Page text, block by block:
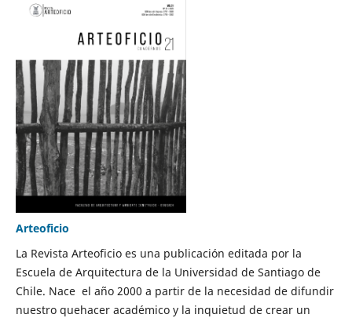
Arteoficio
La Revista Arteoficio es una publicación editada por la
Escuela de Arquitectura de la Universidad de Santiago de
Chile. Nace el año 2000 a partir de la necesidad de difundir
nuestro quehacer académico y la inquietud de crear un